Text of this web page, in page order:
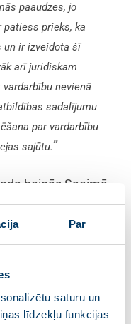
Par
saturu un
līdzekļu funkcijas
paaudzes, jo
prieks, ka
un ir izveidota šī
arī juridiskam
nevienā
sadalījumu
par vardarbību
sajūtu.”
beigās Saeimā
maratona “Dod
šo problēmu.
jo mums ir ne
un palīdzības
izpratni un